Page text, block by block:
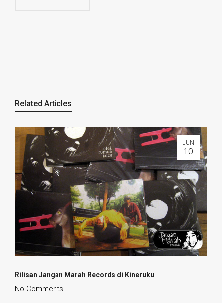
Related Articles
JUN
10
Rilisan Jangan Marah Records di Kineruku
No Comments